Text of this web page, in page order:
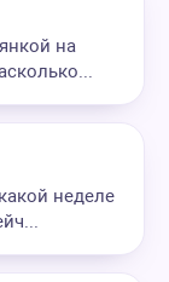
на
неделе